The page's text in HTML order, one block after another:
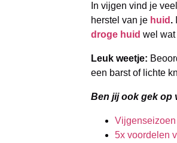
In vijgen vind je veel
herstel van je huid .
droge huid wel wat
Leuk weetje:
een barst of lichte
Ben jij ook gek op
5x voordelen